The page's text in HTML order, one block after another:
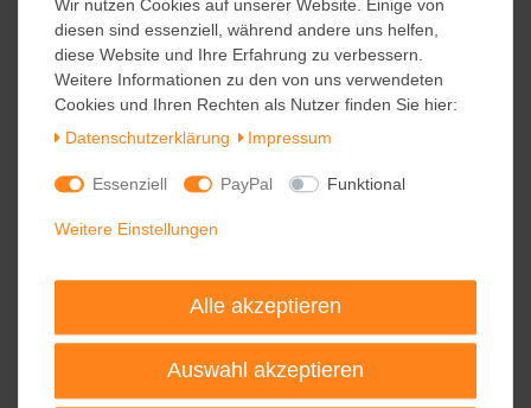
Wir nutzen Cookies auf unserer Website. Einige von
diesen sind essenziell, während andere uns helfen,
diese Website und Ihre Erfahrung zu verbessern.
Weitere Informationen zu den von uns verwendeten
Cookies und Ihren Rechten als Nutzer finden Sie hier:
Daten­schutz­erklärung
Impressum
Essenziell PayPal Funktional
Weitere Einstellungen
Alle akzeptieren
Auswahl akzeptieren
185,95 €
Salonloewe KLIMT LEBENSBAUM
Kostenloser Versand
Wir nutzen Cookies auf unserer Website. Einige von
diesen sind essenziell, während andere uns helfen,
diese Website und Ihre Erfahrung zu verbessern.
Weitere Informationen zu den von uns verwendeten
Cookies und Ihren Rechten als Nutzer finden Sie hier:
Daten­schutz­erklärung
Impressum
Essenziell PayPal Funktional
Weitere Einstellungen
Alle akzeptieren
Auswahl akzeptieren